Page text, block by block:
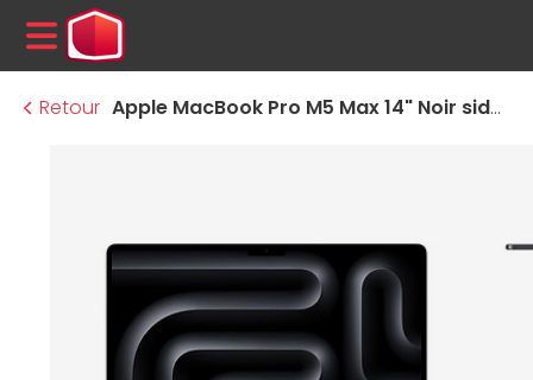
MENU
Retour
Apple MacBook Pro M5 Max 14" Noir sidéral 64 Go / 4 To (MGDU4FN/A-CPU18-GPU40-64GB-NANO)